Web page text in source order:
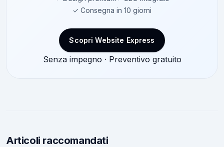
✓ Consegna in 10 giorni
Scopri Website Express
Senza impegno · Preventivo gratuito
Articoli raccomandati